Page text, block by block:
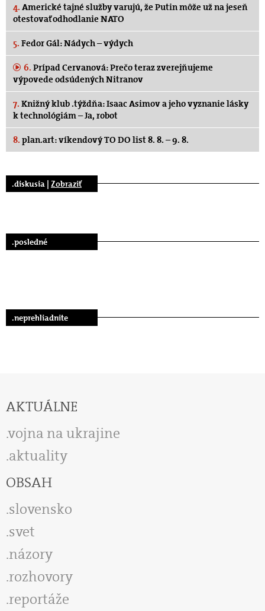
4. Americké tajné služby varujú, že Putin môže už na jeseň
otestovať odhodlanie NATO
5. Fedor Gál: Nádych – výdych
6. Prípad Cervanová: Prečo teraz zverejňujeme
výpovede odsúdených Nitranov
7. Knižný klub .týždňa: Isaac Asimov a jeho vyznanie lásky
k technológiám – Ja, robot
8. plan.art: víkendový TO DO list 8. 8. – 9. 8.
.diskusia | Zobraziť
.posledné
.neprehliadnite
AKTUÁLNE
vojna na ukrajine
aktuality
OBSAH
slovensko
svet
názory
rozhovory
reportáže